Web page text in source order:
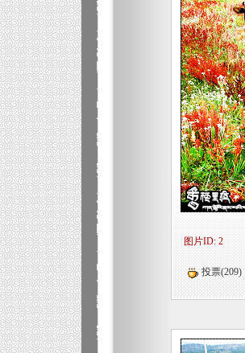
图片ID: 2
投票(209)